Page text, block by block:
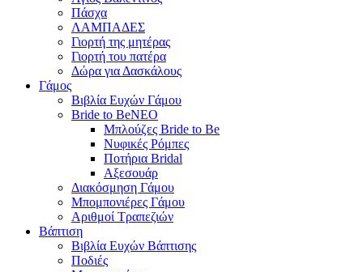
Πάσχα
ΛΑΜΠΑΔΕΣ
Γιορτή της μητέρας
Γιορτή του πατέρα
Δώρα για Δασκάλους
Γάμος
Βιβλία Ευχών Γάμου
Bride to BeNEO
Μπλούζες Bride to Be
Νυφικές Ρόμπες
Ποτήρια Bridal
Αξεσουάρ
Διακόσμηση Γάμου
Μπομπονιέρες Γάμου
Αριθμοί Τραπεζιών
Βάπτιση
Βιβλία Ευχών Βάπτισης
Ποδιές